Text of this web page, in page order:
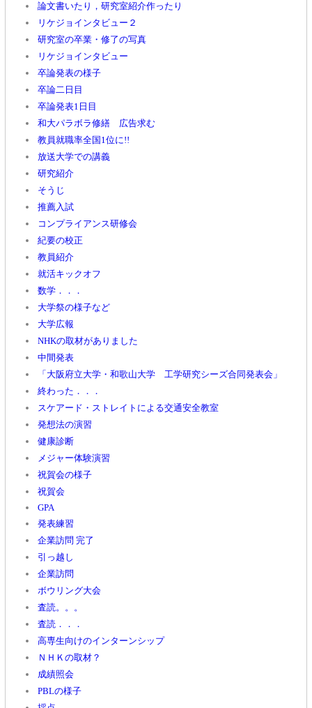
論文書いたり，研究室紹介作ったり
リケジョインタビュー２
研究室の卒業・修了の写真
リケジョインタビュー
卒論発表の様子
卒論二日目
卒論発表1日目
和大パラボラ修繕 広告求む
教員就職率全国1位に!!
放送大学での講義
研究紹介
そうじ
推薦入試
コンプライアンス研修会
紀要の校正
教員紹介
就活キックオフ
数学．．．
大学祭の様子など
大学広報
NHKの取材がありました
中間発表
「大阪府立大学・和歌山大学 工学研究シーズ合同発表会」
終わった．．．
スケアード・ストレイトによる交通安全教室
発想法の演習
健康診断
メジャー体験演習
祝賀会の様子
祝賀会
GPA
発表練習
企業訪問 完了
引っ越し
企業訪問
ボウリング大会
査読。。。
査読．．．
高専生向けのインターンシップ
ＮＨＫの取材？
成績照会
PBLの様子